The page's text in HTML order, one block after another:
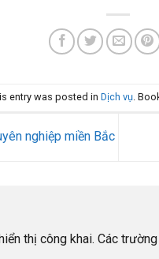
entry was posted in Dịch vụ.
nghiệp miền Bắc
thị công khai. Các